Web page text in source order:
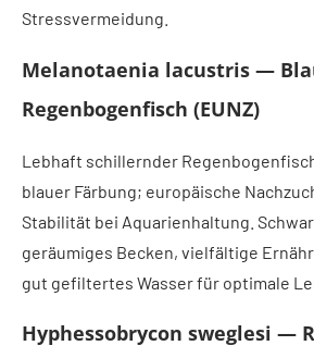
Stressvermeidung.
Melanotaenia lacustris —
Regenbogenfisch (EUNZ)
Lebhaft schillernder
blauer Färbung; europäische
Stabilität bei Aquarienhaltung.
geräumiges Becken, vielfältige
gut gefiltertes Wasser für optimale
Hyphessobrycon sweglesi —